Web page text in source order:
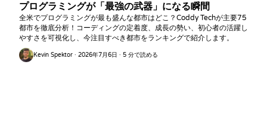
プログラミングが「最強の武器」になる瞬間
全米でプログラミングが最も盛んな都市はどこ？Coddy Techが主要75
都市を徹底分析！コーディングの定着度、成長の勢い、初心者の活躍し
やすさを可視化し、今注目すべき都市をランキングで紹介します。
Kevin Spektor · 2026年7月6日 · 5 分で読める